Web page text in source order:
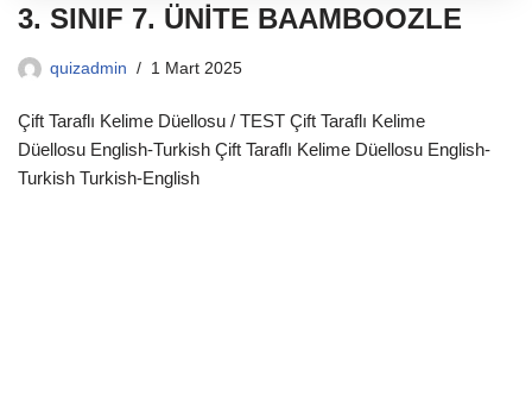
3. SINIF 7. ÜNİTE BAAMBOOZLE
quizadmin 1 Mart 2025
Çift Taraflı Kelime Düellosu / TEST Çift Taraflı Kelime
Düellosu English-Turkish Çift Taraflı Kelime Düellosu English-
Turkish Turkish-English